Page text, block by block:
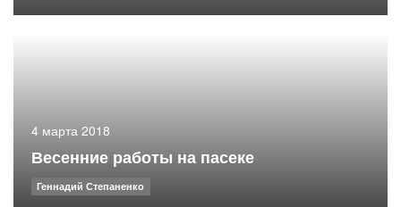
4 марта 2018
Весенние работы на пасеке
Геннадий Степаненко